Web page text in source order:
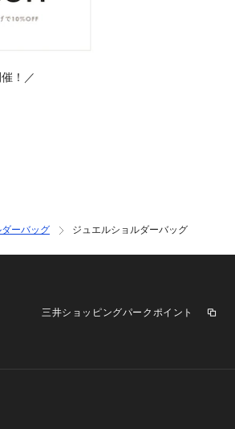
！／
ーバッグ ジュエルショルダーバッグ
三井ショッピングパークポイント